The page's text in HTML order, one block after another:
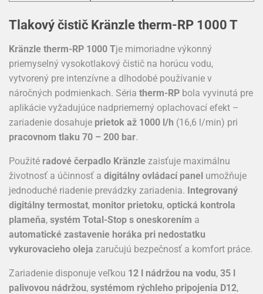
Tlakový čistič Kränzle therm-RP 1000 T
Kränzle therm-RP 1000 Tje mimoriadne výkonný
priemyselný vysokotlakový čistič na horúcu vodu,
vytvorený pre intenzívne a dlhodobé používanie v
náročných podmienkach. Séria therm-RP bola vyvinutá pre
aplikácie vyžadujúce nadpriemerný oplachovací efekt –
zariadenie dosahuje prietok až 1000 l/h (16,6 l/min) pri
pracovnom tlaku 70 – 200 bar.
Použité radové čerpadlo Kränzle zaisťuje maximálnu
životnosť a účinnosť a digitálny ovládací panel umožňuje
jednoduché riadenie prevádzky zariadenia. Integrovaný
digitálny termostat, monitor prietoku, optická kontrola
plameňa, systém Total-Stop s oneskorením a
automatické zastavenie horáka pri nedostatku
vykurovacieho oleja zaručujú bezpečnosť a komfort práce.
Zariadenie disponuje veľkou 12 l nádržou na vodu, 35 l
palivovou nádržou, systémom rýchleho pripojenia D12,